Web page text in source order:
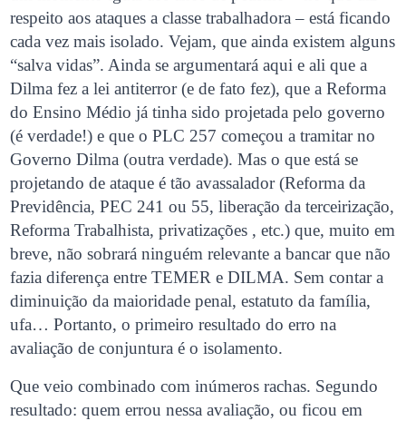
respeito aos ataques a classe trabalhadora – está ficando
cada vez mais isolado. Vejam, que ainda existem alguns
“salva vidas”. Ainda se argumentará aqui e ali que a
Dilma fez a lei antiterror (e de fato fez), que a Reforma
do Ensino Médio já tinha sido projetada pelo governo
(é verdade!) e que o PLC 257 começou a tramitar no
Governo Dilma (outra verdade). Mas o que está se
projetando de ataque é tão avassalador (Reforma da
Previdência, PEC 241 ou 55, liberação da terceirização,
Reforma Trabalhista, privatizações , etc.) que, muito em
breve, não sobrará ninguém relevante a bancar que não
fazia diferença entre TEMER e DILMA. Sem contar a
diminuição da maioridade penal, estatuto da família,
ufa… Portanto, o primeiro resultado do erro na
avaliação de conjuntura é o isolamento.
Que veio combinado com inúmeros rachas. Segundo
resultado: quem errou nessa avaliação, ou ficou em